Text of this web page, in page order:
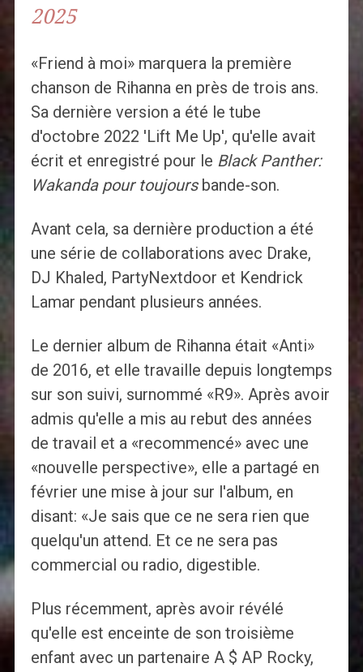
2025
«Friend à moi» marquera la première
chanson de Rihanna en près de trois ans.
Sa dernière version a été le tube
d'octobre 2022 'Lift Me Up', qu'elle avait
écrit et enregistré pour le Black Panther:
Wakanda pour toujoursbande-son.
Avant cela, sa dernière production a été
une série de collaborations avec Drake,
DJ Khaled, PartyNextdoor et Kendrick
Lamar pendant plusieurs années.
Le dernier album de Rihanna était «Anti»
de 2016, et elle travaille depuis longtemps
sur son suivi, surnommé «R9». Après avoir
admis qu'elle a mis au rebut des années
de travail et a «recommencé» avec une
«nouvelle perspective», elle a partagé en
février une mise à jour sur l'album, en
disant: «Je sais que ce ne sera rien que
quelqu'un attend. Et ce ne sera pas
commercial ou radio, digestible.
Plus récemment, après avoir révélé
qu'elle est enceinte de son troisième
enfant avec un partenaire A $ AP Rocky,